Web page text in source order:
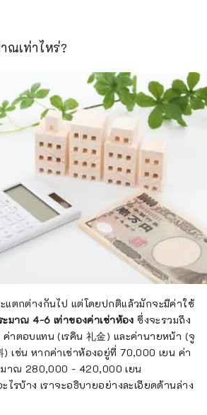
ณเท่าไหร่?
แตกต่างกันไป แต่โดยปกติแล้วมักจะมีค่าใช้
ะมาณ 4-6 เท่าของค่าเช่าห้อง ซึ่งจะรวมถึง
าตอบแทน (เรคิน 礼金) และค่านายหน้า (จู
) เช่น หากค่าเช่าห้องอยู่ที่ 70,000 เยน ค่า
มาณ 280,000 - 420,000 เยน
ไรบ้าง เราจะอธิบายอย่างละเอียดด้านล่าง